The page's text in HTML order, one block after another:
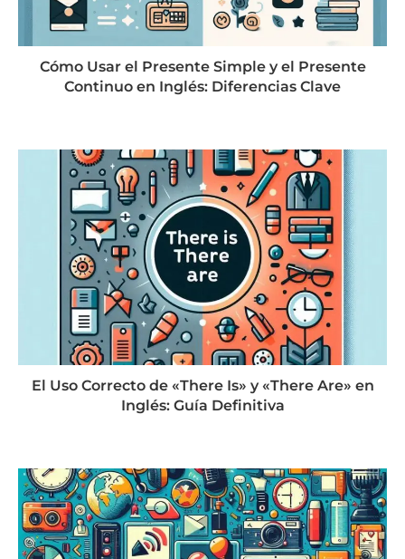
Cómo Usar el Presente Simple y el Presente
Continuo en Inglés: Diferencias Clave
El Uso Correcto de «There Is» y «There Are» en
Inglés: Guía Definitiva